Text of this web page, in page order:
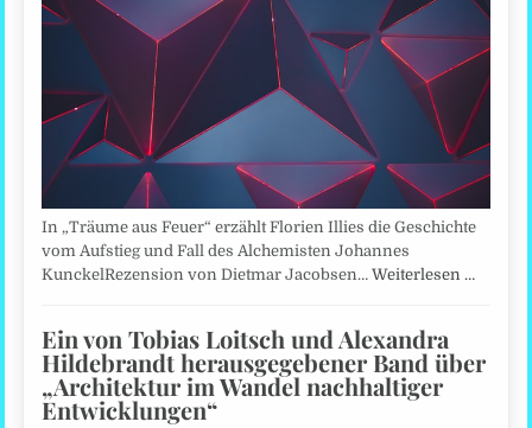
In „Träume aus Feuer“ erzählt Florien Illies die Geschichte
vom Aufstieg und Fall des Alchemisten Johannes
KunckelRezension von Dietmar Jacobsen…Weiterlesen …
Ein von Tobias Loitsch und Alexandra
Hildebrandt herausgegebener Band über
„Architektur im Wandel nachhaltiger
Entwicklungen“